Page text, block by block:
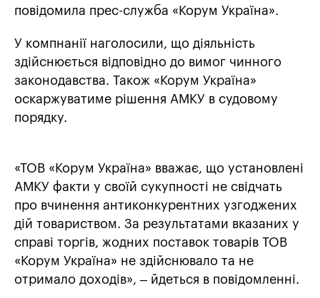
повідомила прес-служба «Корум Україна».
У компнанії наголосили, що діяльність
здійснюється відповідно до вимог чинного
законодавства. Також «Корум Україна»
оскаржуватиме рішення АМКУ в судовому
порядку.
«ТОВ «Корум Україна» вважає, що установлені
АМКУ факти у своїй сукупності не свідчать
про вчинення антиконкурентних узгоджених
дій товариством. За результатами вказаних у
справі торгів, жодних поставок товарів ТОВ
«Корум Україна» не здійснювало та не
отримало доходів», – йдеться в повідомленні.